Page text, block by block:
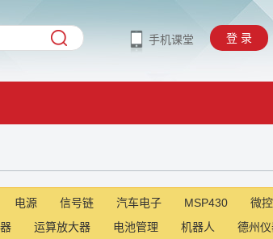
手机课堂 登 录
电源 信号链 汽车电子 MSP430
微
运算放大器 电池管理 机器人 德州